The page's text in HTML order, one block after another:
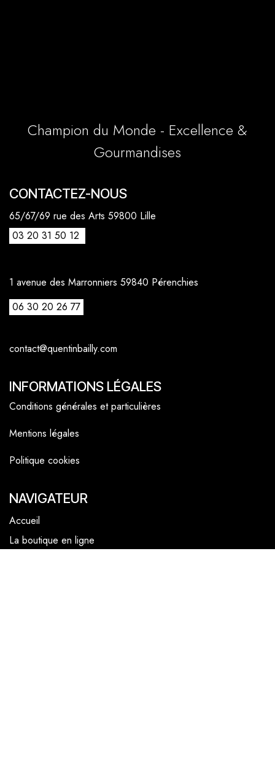
CONTACTEZ-NOUS
65/67/69 rue des Arts 59800 Lille
03 20 31 50 12
1 avenue des Marronniers 59840 Pérenchies
06 30 20 26 77
contact@quentinbailly.com
Champion du Monde - Excellence &
Gourmandises
INFORMATIONS LÉGALES
Conditions générales et particulières
Mentions légales
Politique cookies
NAVIGATEUR
Accueil
La boutique en ligne